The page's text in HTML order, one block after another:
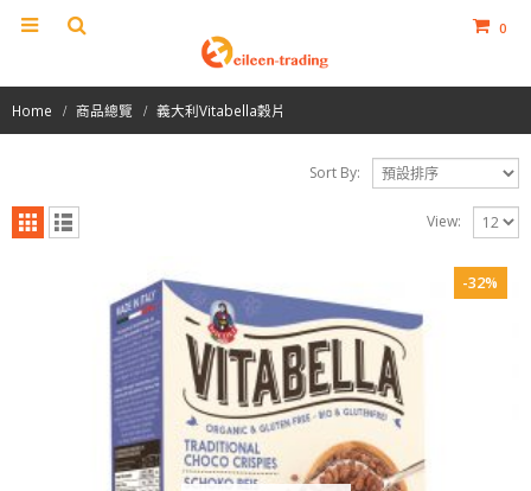
0
Home 商品總覽 義大利Vitabella穀片
Sort By:
View:
-32%